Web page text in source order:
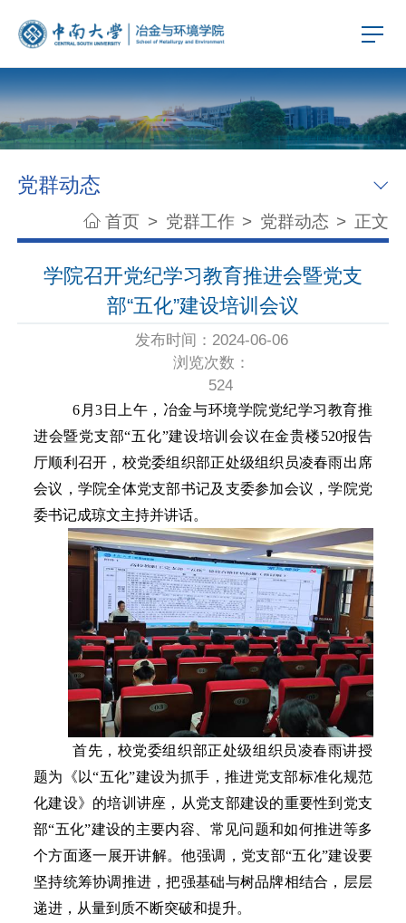
党群动态
首页 > 党群工作 > 党群动态 > 正文
学院召开党纪学习教育推进会暨党支
部“五化”建设培训会议
发布时间：2024-06-06
浏览次数：
524
6月3日上午，冶金与环境学院党纪学习教育推
进会暨党支部“五化”建设培训会议在金贵楼520报告
厅顺利召开， 校党委组织部正处级组织员凌春雨出席
会议，学院全体党支部书记及支委参加会议，学院党
委书记成琼文主持并讲话。
首先， 校党委组织部正处级组织员凌春雨讲授
题为《以“五化”建设为抓手，推进党支部标准化规范
化建设》的培训讲座，从党支部建设的重要性到党支
部“五化”建设的主要内容、常见问题和如何推进等多
个方面逐一展开讲解。他强调，党支部“五化”建设要
坚持统筹协调推进，把强基础与树品牌相结合，层层
递进，从量到质不断突破和提升。